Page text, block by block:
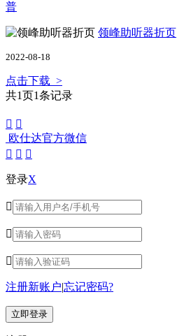
普
领峰助听器折页
2022-08-18
点击下载 >
共1页1条记录
 
欧仕达官方微信
  
登录X



注册新账户|忘记密码?